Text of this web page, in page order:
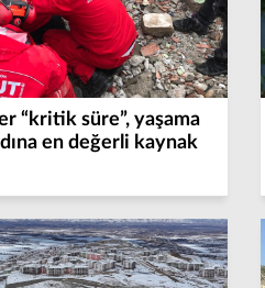
“kritik süre”, yaşama
en değerli kaynak